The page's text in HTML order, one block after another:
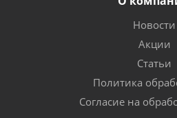
Новости
Акции
Статьи
Политика
Согласие на